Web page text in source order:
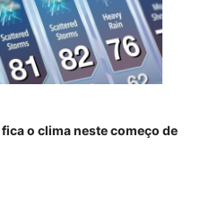
o clima neste começo de